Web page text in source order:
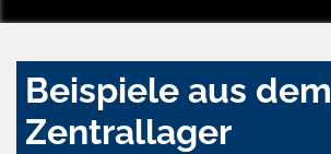
Beispiele aus dem
Zentrallager